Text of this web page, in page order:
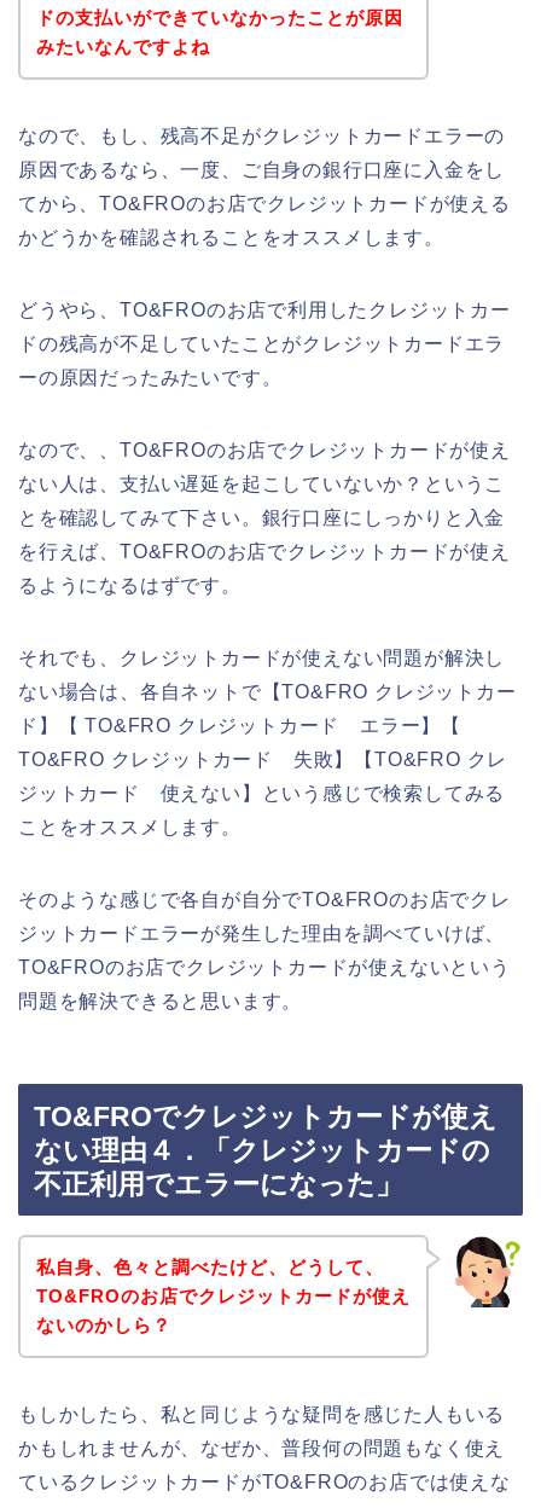
ドの支払いができていなかったことが原因
みたいなんですよね
なので、もし、残高不足がクレジットカードエラーの
原因であるなら、一度、ご自身の銀行口座に入金をし
てから、TO&FROのお店でクレジットカードが使える
かどうかを確認されることをオススメします。
どうやら、TO&FROのお店で利用したクレジットカー
ドの残高が不足していたことがクレジットカードエラ
ーの原因だったみたいです。
なので、、TO&FROのお店でクレジットカードが使え
ない人は、支払い遅延を起こしていないか？というこ
とを確認してみて下さい。銀行口座にしっかりと入金
を行えば、TO&FROのお店でクレジットカードが使え
るようになるはずです。
それでも、クレジットカードが使えない問題が解決し
ない場合は、各自ネットで【TO&FRO クレジットカー
ド】【 TO&FRO クレジットカード エラー】【
TO&FRO クレジットカード 失敗】【TO&FRO クレ
ジットカード 使えない】という感じで検索してみる
ことをオススメします。
そのような感じで各自が自分でTO&FROのお店でクレ
ジットカードエラーが発生した理由を調べていけば、
TO&FROのお店でクレジットカードが使えないという
問題を解決できると思います。
TO&FROでクレジットカードが使え
ない理由４．「クレジットカードの
不正利用でエラーになった」
私自身、色々と調べたけど、どうして、
TO&FROのお店でクレジットカードが使え
ないのかしら？
もしかしたら、私と同じような疑問を感じた人もいる
かもしれませんが、なぜか、普段何の問題もなく使え
ているクレジットカードがTO&FROのお店では使えな